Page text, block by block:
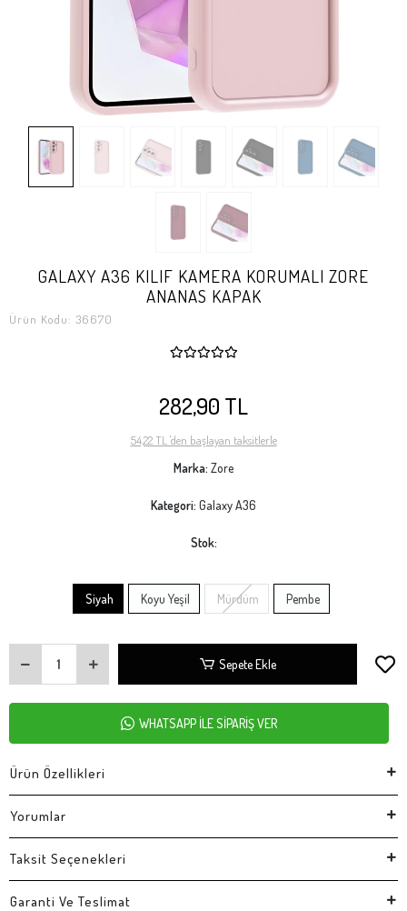
GALAXY A36 KILIF KAMERA KORUMALI ZORE
ANANAS KAPAK
Ürün Kodu: 36670
282,90 TL
54,22 TL 'den başlayan taksitlerle
Marka: Zore
Kategori: Galaxy A36
Stok:
Siyah Koyu Yeşil Mürdüm Pembe
Sepete Ekle
WHATSAPP İLE SİPARİŞ VER
Ürün Özellikleri
Yorumlar
Taksit Seçenekleri
Garanti Ve Teslimat